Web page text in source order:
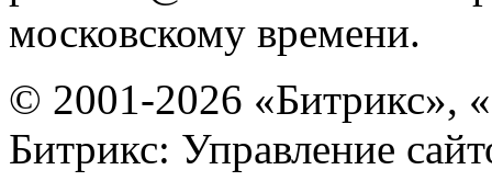
московскому времени.
© 2001-2026 «Битрикс»,
Битрикс: Управление